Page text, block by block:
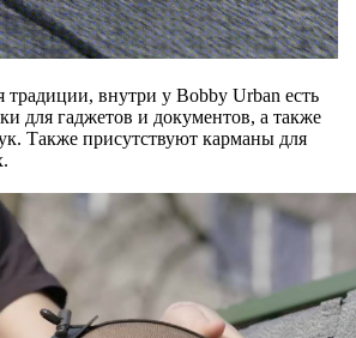
внутри у Bobby Urban есть
для гаджетов и документов, а также
Также присутствуют карманы для